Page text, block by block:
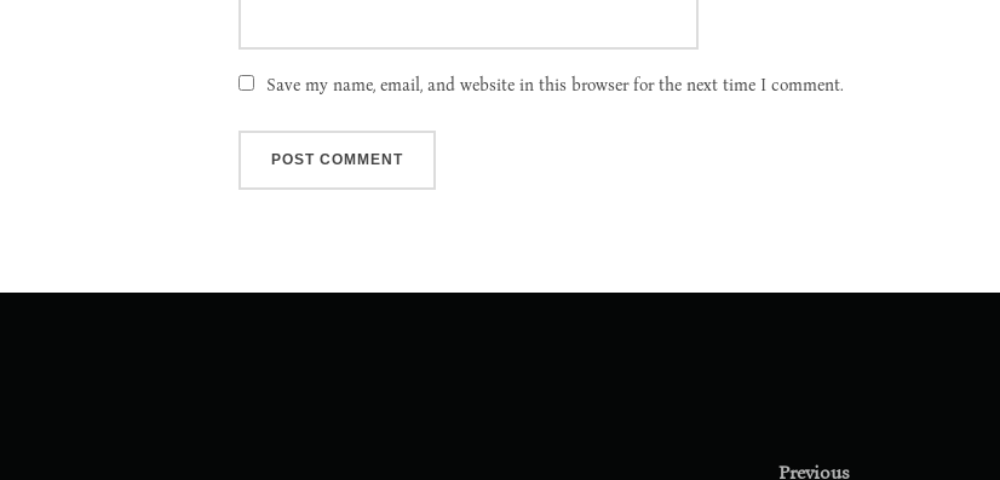
Save my name, email, and website in this browser for the next time I comment.
Previous
Previous